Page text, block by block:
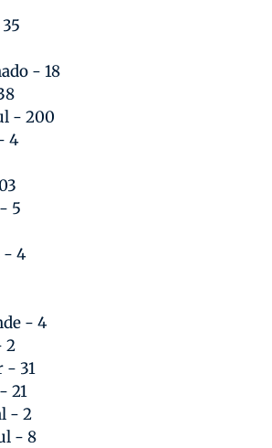
- 18
- 200
4
5
- 4
- 4
2
- 31
21
- 2
- 8